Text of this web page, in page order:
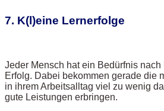
7. K(l)eine Lernerfolge
Jeder Mensch hat ein Bedürfnis nach
Erfolg. Dabei bekommen gerade die
in ihrem Arbeitsalltag viel zu wenig
gute Leistungen erbringen.